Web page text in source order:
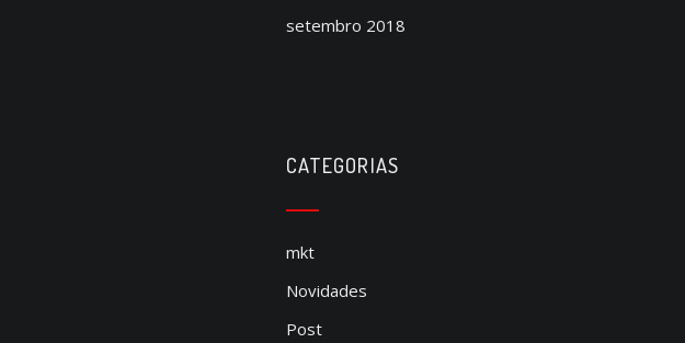
setembro 2018
CATEGORIAS
mkt
Novidades
Post